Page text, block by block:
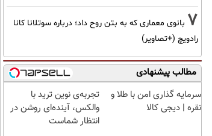
7 بانوی معماری که به بتن روح داد؛ درباره سوتلانا کانا
رادویچ (+تصاویر)
مطالب پیشنهادی
سرمایه گذاری امن با طلا و
نقره | دیجی کالا
تجربه‌ی نوین ترید با
والکس، آینده‌ای روشن در
انتظار شماست